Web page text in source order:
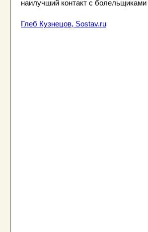
наилучший контакт с
Глеб Кузнецов, Sostav.ru